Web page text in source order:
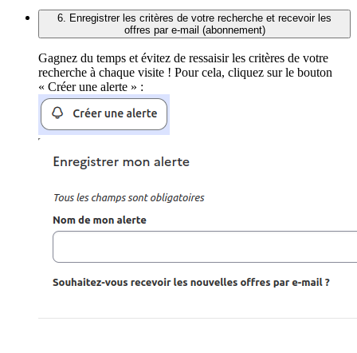
6. Enregistrer les critères de votre recherche et recevoir les
offres par e-mail (abonnement)
Gagnez du temps et évitez de ressaisir les critères de votre
recherche à chaque visite ! Pour cela, cliquez sur le bouton
« Créer une alerte » :